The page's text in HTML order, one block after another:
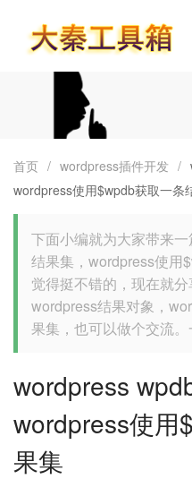
首页 / wordpress插件开发 /
wordpress使用$wpdb获取一条
下面小编就为大家带来
结果集，wordpress使用
觉得挺不错的，现在就
wordpress结果对象，
果集，也可以做个交流。
wordpress
wordpress使用
果集